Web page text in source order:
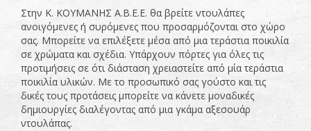
Στην Κ. ΚΟΥΜΑΝΗΣ Α.Β.Ε.Ε. θα βρείτε ντουλάπες
ανοιγόμενες ή συρόμενες που προσαρμόζονται στο χώρο
σας. Μπορείτε να επιλέξετε μέσα από μια τεράστια ποικιλία
σε χρώματα και σχέδια. Υπάρχουν πόρτες για όλες τις
προτιμήσεις σε ότι διάσταση χρειαστείτε από μία τεράστια
ποικιλία υλικών. Με το προσωπικό σας γούστο και τις
δικές τους προτάσεις μπορείτε να κάνετε μοναδικές
δημιουργίες διαλέγοντας από μια γκάμα αξεσουάρ
ντουλάπας.